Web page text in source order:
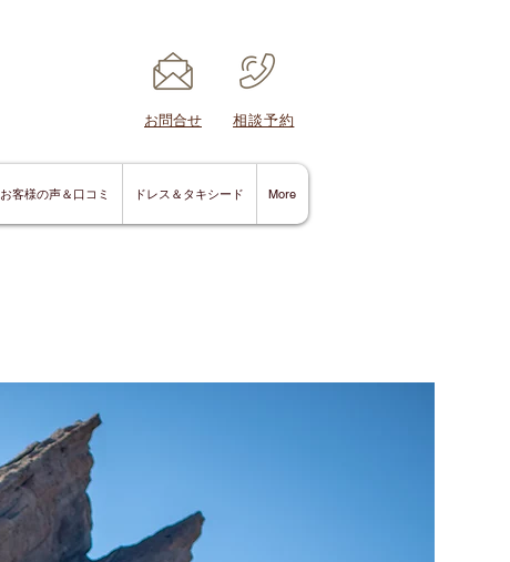
​お問合せ ​相談予約
お客様の声＆口コミ ドレス＆タキシード More